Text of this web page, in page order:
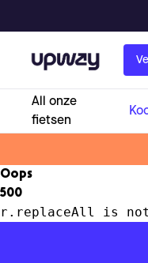
Upway
All onze
fietsen
Oops
500
r.replaceAll is